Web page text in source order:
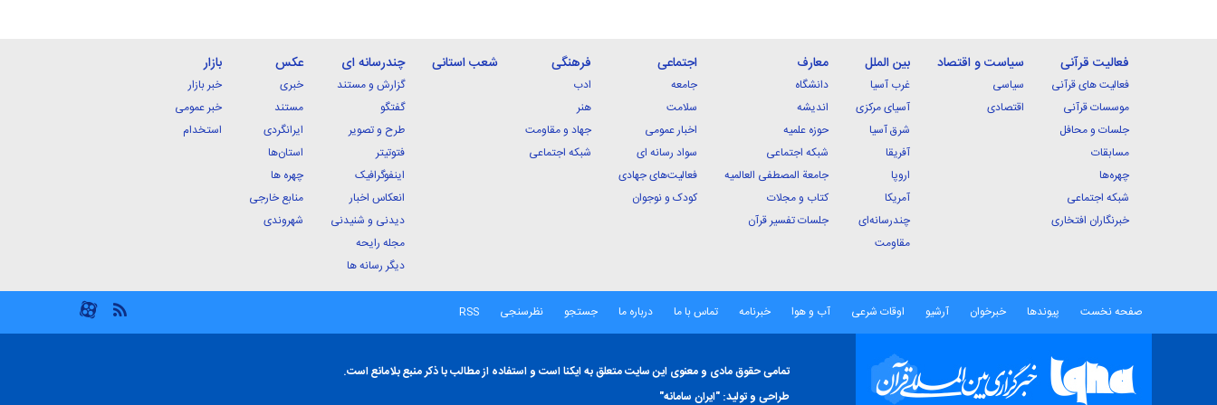
فعالیت قرآنی
فعالیت های قرآنی
موسسات قرآنی
جلسات و محافل
مسابقات
چهره‌ها
شبکه اجتماعی
خبرنگاران افتخاری
سیاست و اقتصاد
سیاسی
اقتصادی
بین الملل
غرب آسیا
آسیای مرکزی
شرق آسیا
آفریقا
اروپا
آمریکا
چندرسانه‌ای
مقاومت
معارف
دانشگاه
اندیشه
حوزه علمیه
شبکه اجتماعی
جامعة المصطفی العالمیه
کتاب و مجلات
جلسات تفسیر قرآن
اجتماعی
جامعه
سلامت
اخبار عمومی
سواد رسانه ای
فعالیت‌های جهادی
کودک و نوجوان
فرهنگی
ادب
هنر
جهاد و مقاومت
شبکه اجتماعی
شعب استانی چندرسانه ای
گزارش و مستند
گفتگو
طرح و تصویر
فتوتیتر
اینفوگرافیک
انعکاس اخبار
دیدنی و شنیدنی
مجله رایحه
دیگر رسانه ها
عکس
خبری
مستند
ایرانگردی
استان‌ها
چهره ها
منابع خارجی
شهروندی
بازار
خبر بازار
خبر عمومی
استخدام
صفحه نخست پیوندها خبرخوان آرشیو اوقات شرعی آب و هوا خبرنامه تماس با ما درباره ما جستجو نظرسنجی RSS
تمامی حقوق مادی و معنوی این سایت متعلق به ایکنا است و استفاده از مطالب با ذکر منبع بلامانع است.
طراحی و تولید: "ایران سامانه"